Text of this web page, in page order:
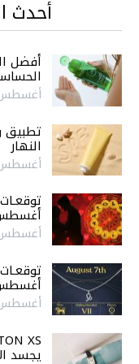
أحدث
أفضل
أغسطس 7,
النهار
أغسطس 7,
أغسطس
أغسطس 7,
أغسطس 7,
يجسد